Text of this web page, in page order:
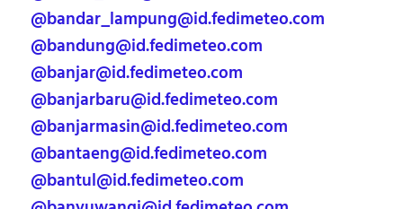
@bandar_lampung@id.fedimeteo.com
@bandung@id.fedimeteo.com
@banjar@id.fedimeteo.com
@banjarbaru@id.fedimeteo.com
@banjarmasin@id.fedimeteo.com
@bantaeng@id.fedimeteo.com
@bantul@id.fedimeteo.com